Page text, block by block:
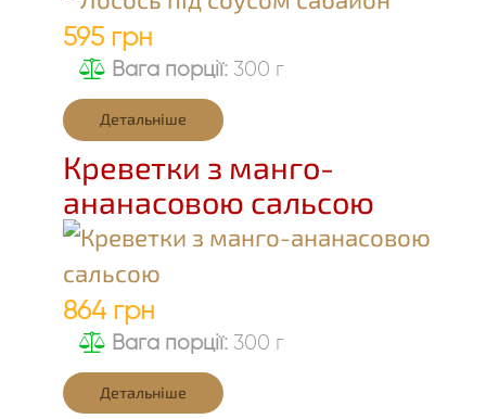
595 грн
Вага порції: 300 г
Детальніше
Креветки з манго-
ананасовою сальсою
864 грн
Вага порції: 300 г
Детальніше